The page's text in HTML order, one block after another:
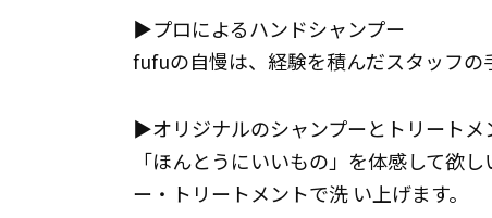
▶プロによるハンドシャンプー
fufuの自慢は、経験を積んだスタッフの
▶オリジナルのシャンプーとトリートメ
「ほんとうにいいもの」を体感して欲
ー・トリートメントで洗 い上げます。